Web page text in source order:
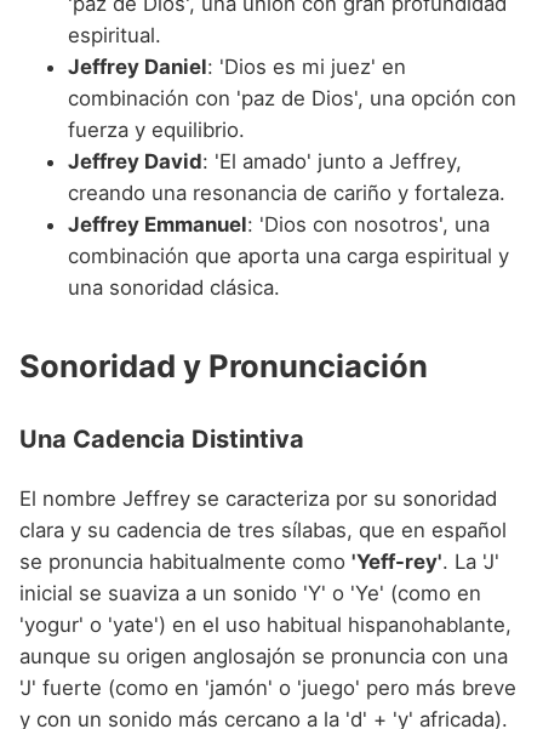
espiritual.
Jeffrey Daniel: 'Dios es mi juez' en
combinación con 'paz de Dios', una opción con
fuerza y equilibrio.
Jeffrey David: 'El amado' junto a Jeffrey,
creando una resonancia de cariño y fortaleza.
Jeffrey Emmanuel: 'Dios con nosotros', una
combinación que aporta una carga espiritual y
una sonoridad clásica.
Sonoridad y Pronunciación
Una Cadencia Distintiva
El nombre Jeffrey se caracteriza por su sonoridad
clara y su cadencia de tres sílabas, que en español
se pronuncia habitualmente como 'Yeff-rey'. La 'J'
inicial se suaviza a un sonido 'Y' o 'Ye' (como en
'yogur' o 'yate') en el uso habitual hispanohablante,
aunque su origen anglosajón se pronuncia con una
'J' fuerte (como en 'jamón' o 'juego' pero más breve
y con un sonido más cercano a la 'd' + 'y' africada).